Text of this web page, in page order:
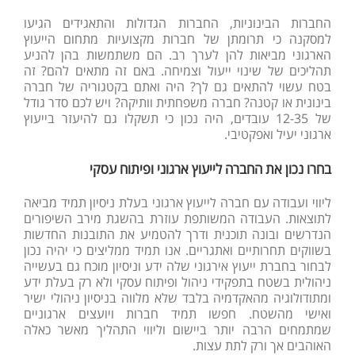
החברות הבינוניות, החברות הגדולות והתאגידים הגיעו
למסקנה כי תרומתן של חברות מקצועיות מתחום הייעוץ
הארגוני מביאות להן לערך רב. הם משתמשות בהן להניע
תהליכים של שינוי ייעול וצמיחה. באם זה מתאים להם? זה
בטח עשוי להתאים גם לך? היה ואתם בקטגוריה של חברה
בינונית או קטנה? חברה משפחתית וותיקה? ויש לכם סדר גודל
של 12-35 עובדים, היה נכון כי תשקלו גם להיעזר בייעוץ
ארגוני יעיל ואפקטיבי.
בחרו נכון את החברה לייעוץ ארגוני ופיתוח עסקי
ליווי ועבודה עם חברה לייעוץ ארגוני בעלת ניסיון תמיד מביאה
לתוצאות. העבודה המשותפת עוזרת בהשגת מירב השיפורים
הנדרשים ובונה תוכנית ודרך להטמיע את התובנות החדשות
בשווקים תחרותיים ואתגריים. אנו תמיד ממליצים כי יהיה נכון
לבחור בחברת ייעוץ אירגוני שלה ידע וניסיון מוכח גם בעשייה
ניהולית בשטח בתפקידי ניהול ופיתוח עסקי ולא רק בעלת ידע
ומתודולוגיה מהאקדמיה בלבד שלא מלווה בניסיון ניהולי ישיר
ואישי מהשטח. חפשו תמיד חברות ויועצים ארגוניים
שמתמחים הרבה יותר ביישום וליווי התהליך מאשר כאלה
האוהבים אך ורק לתת עצות.